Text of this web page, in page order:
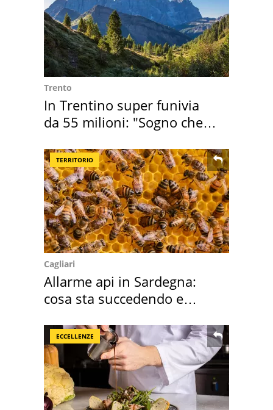
Trento
In Trentino super funivia
da 55 milioni: "Sogno che si
TERRITORIO
Cagliari
Allarme api in Sardegna:
cosa sta succedendo e
ECCELLENZE